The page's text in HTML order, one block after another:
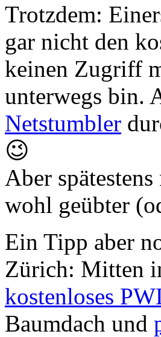
Trotzdem:
gar nicht den
keinen Zugriff
unterwegs bin.
Netstumbler
😉
Aber
wohl geübter
Ein Tipp aber
Zürich: Mitten
kostenloses
Baumdach und